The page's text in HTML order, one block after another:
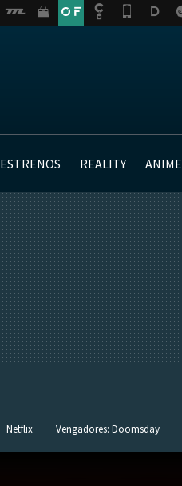
ESTRENOS REALITY ANIME
Netflix Vengadores: Doomsday